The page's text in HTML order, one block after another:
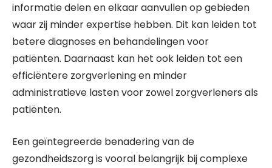
informatie delen en elkaar aanvullen op gebieden
waar zij minder expertise hebben. Dit kan leiden tot
betere diagnoses en behandelingen voor
patiënten. Daarnaast kan het ook leiden tot een
efficiëntere zorgverlening en minder
administratieve lasten voor zowel zorgverleners als
patiënten.
Een geïntegreerde benadering van de
gezondheidszorg is vooral belangrijk bij complexe